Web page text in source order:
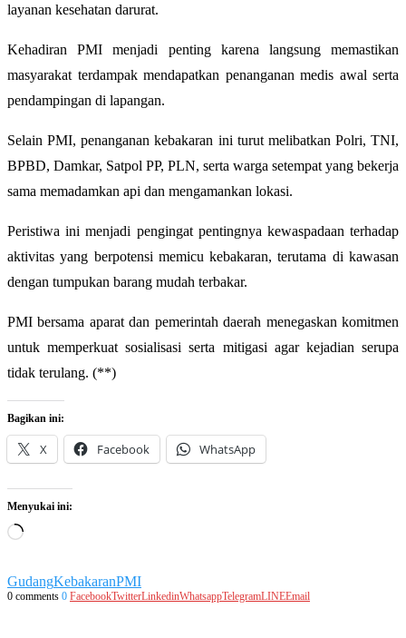
layanan kesehatan darurat.
Kehadiran PMI menjadi penting karena langsung memastikan
masyarakat terdampak mendapatkan penanganan medis awal serta
pendampingan di lapangan.
Selain PMI, penanganan kebakaran ini turut melibatkan Polri, TNI,
BPBD, Damkar, Satpol PP, PLN, serta warga setempat yang bekerja
sama memadamkan api dan mengamankan lokasi.
Peristiwa ini menjadi pengingat pentingnya kewaspadaan terhadap
aktivitas yang berpotensi memicu kebakaran, terutama di kawasan
dengan tumpukan barang mudah terbakar.
PMI bersama aparat dan pemerintah daerah menegaskan komitmen
untuk memperkuat sosialisasi serta mitigasi agar kejadian serupa
tidak terulang. (**)
Bagikan ini:
X Facebook WhatsApp
Menyukai ini:
Memuat...
GudangKebakaranPMI
0 comments 0 FacebookTwitterLinkedinWhatsappTelegramLINEEmail